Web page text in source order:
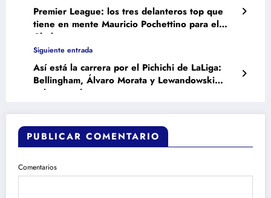
Premier League: los tres delanteros top que
tiene en mente Mauricio Pochettino para el
Chelsea
Siguiente entrada
Así está la carrera por el Pichichi de LaLiga:
Bellingham, Álvaro Morata y Lewandowski
palmo a palmo
PUBLICAR COMENTARIO
Comentarios